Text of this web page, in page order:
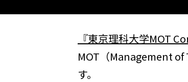
『東京理科大学MOT
MOT（Management
す。